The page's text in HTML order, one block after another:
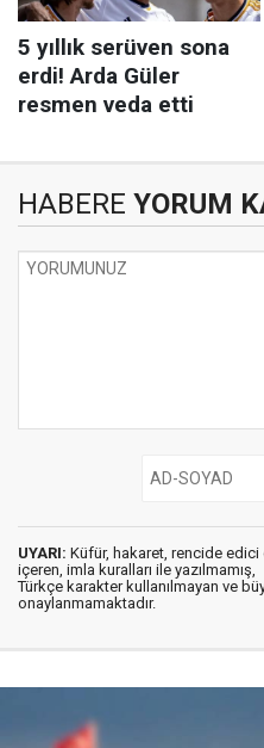
HABERE YORUM
UYARI: Küfür, hakaret, rencide edici
içeren, imla kuralları ile yazılmamış,
Türkçe karakter kullanılmayan ve
onaylanmamaktadır.